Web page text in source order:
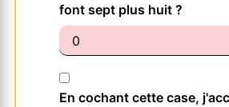
font sept plus huit ?
En cochant cette case,